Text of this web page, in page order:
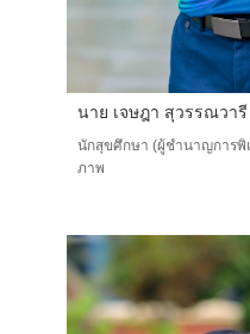
นาย เจษฎา สุวรรณวารี
นักสุขศึกษา (ผู้ชำนาญการพิ
ภาพ